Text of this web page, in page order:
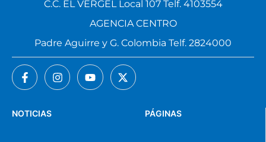
PÁGINAS
NOTICIAS
C.C. EL VERGEL Local 107 Telf. 4103554
AGENCIA CENTRO
Padre Aguirre y G. Colombia Telf. 2824000